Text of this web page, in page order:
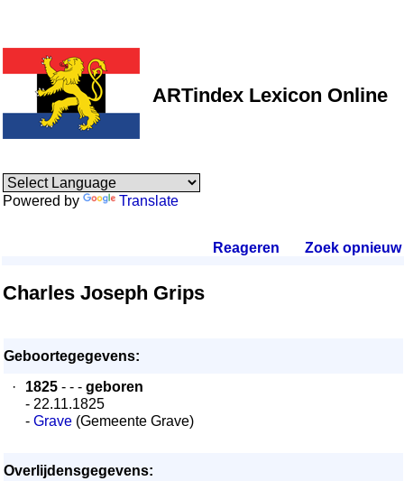
ARTindex Lexicon Online
Powered by Translate
Reageren Zoek opnieuw.
Charles Joseph Grips
Geboortegegevens:
·
1825 - - - geboren
- 22.11.1825
- Grave (Gemeente Grave)
Overlijdensgegevens: